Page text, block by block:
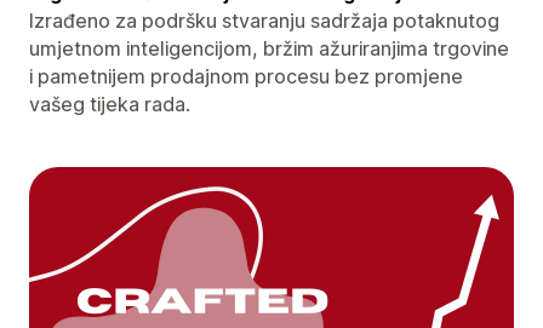
Izrađeno za podršku stvaranju sadržaja potaknutog
umjetnom inteligencijom, bržim ažuriranjima trgovine
i pametnijem prodajnom procesu bez promjene
vašeg tijeka rada.